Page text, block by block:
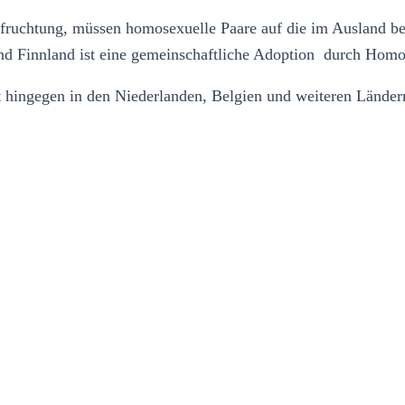
müssen homosexuelle Paare auf die im Ausland
Finnland ist eine gemeinschaftliche Adoption durch
in den Niederlanden, Belgien und weiteren